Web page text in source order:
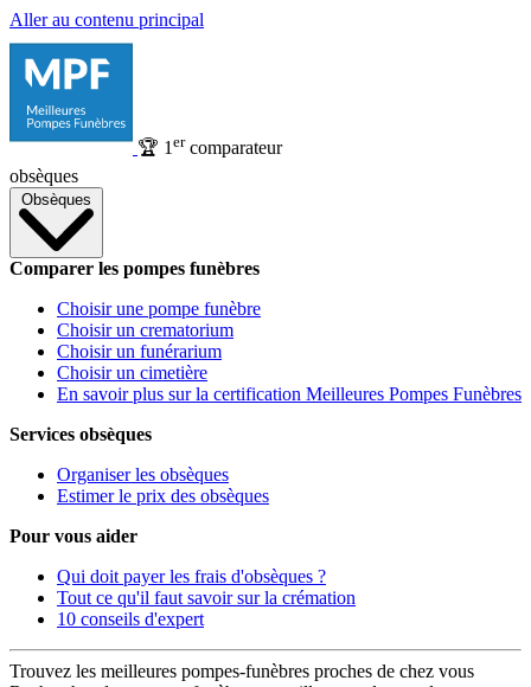
Aller au contenu principal
🏆 1 ercomparateur
obsèques
Obsèques
Comparer les pompes funèbres
Choisir une pompe funèbre
Choisir un crematorium
Choisir un funérarium
Choisir un cimetière
En savoir plus sur la certification Meilleures Pompes Funèbres
Services obsèques
Organiser les obsèques
Estimer le prix des obsèques
Pour vous aider
Qui doit payer les frais d'obsèques ?
Tout ce qu'il faut savoir sur la crémation
10 conseils d'expert
Trouvez les meilleures pompes-funèbres proches de chez vous